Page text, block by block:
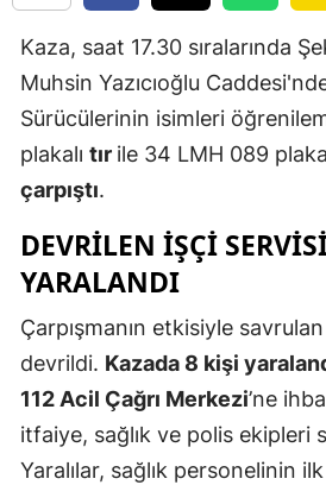
Kaza, saat 17.30 sıralarında
Muhsin Yazıcıoğlu
Sürücülerinin isimleri
plakalı tır ile 34 LMH 089
çarpıştı.
DEVRİLEN İŞÇİ
YARALANDI
Çarpışmanın etkisiyle
devrildi. Kazada 8 kişi
112 Acil Çağrı Merkezi’ne
itfaiye, sağlık ve polis ekipleri
Yaralılar, sağlık personelinin